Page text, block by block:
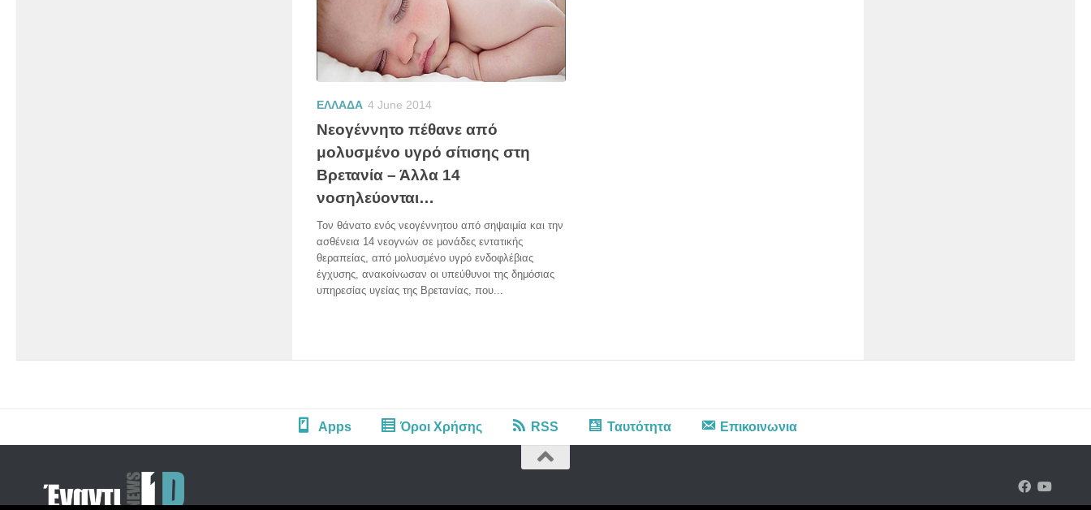
ΕΛΛΑΔΑ 4 June 2014
Νεογέννητο πέθανε από
μολυσμένο υγρό σίτισης στη
Βρετανία – Άλλα 14
νοσηλεύονται…
Τον θάνατο ενός νεογέννητου από σηψαιμία και την
ασθένεια 14 νεογνών σε μονάδες εντατικής
θεραπείας, από μολυσμένο υγρό ενδοφλέβιας
έγχυσης, ανακοίνωσαν οι υπεύθυνοι της δημόσιας
υπηρεσίας υγείας της Βρετανίας, που...
Apps Όροι Χρήσης RSS Ταυτότητα Επικοινωνια